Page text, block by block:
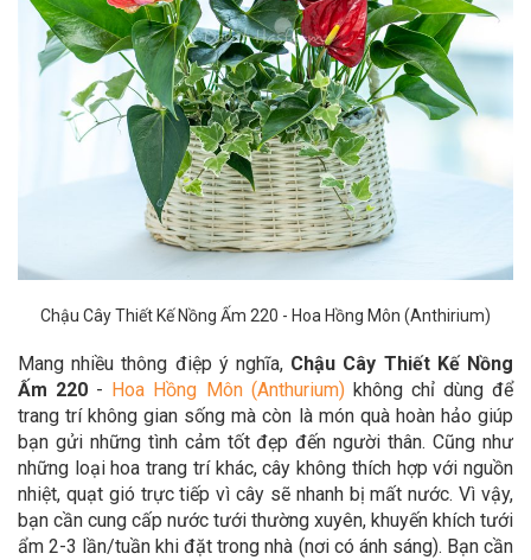
Chậu Cây Thiết Kế Nồng Ấm 220 - Hoa Hồng Môn (Anthirium)
Mang nhiều thông điệp ý nghĩa, Chậu Cây Thiết Kế Nồng
Ấm 220 - Hoa Hồng Môn (Anthurium)không chỉ dùng để
trang trí không gian sống mà còn là món quà hoàn hảo giúp
bạn gửi những tình cảm tốt đẹp đến người thân.Cũng như
những loại hoa trang trí khác, cây không thích hợp với nguồn
nhiệt, quạt gió trực tiếp vì cây sẽ nhanh bị mất nước. Vì vậy,
bạn cần cung cấp nước tưới thường xuyên, khuyến khích tưới
ẩm 2-3 lần/tuần khi đặt trong nhà (nơi có ánh sáng). Bạn cần